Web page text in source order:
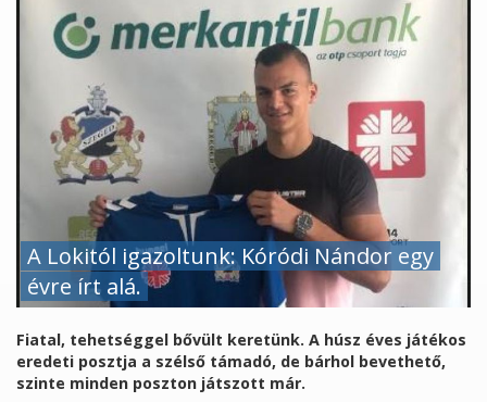
A Lokitól igazoltunk: Kóródi Nándor egy
évre írt alá.
Fiatal, tehetséggel bővült keretünk. A húsz éves játékos
eredeti posztja a szélső támadó, de bárhol bevethető,
szinte minden poszton játszott már.